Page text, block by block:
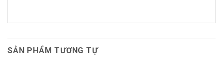
SẢN PHẨM TƯƠNG TỰ